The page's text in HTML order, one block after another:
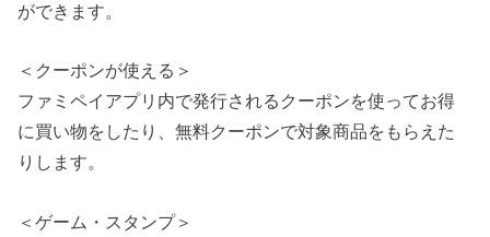
ができます。
＜クーポンが使える＞
ファミペイアプリ内で発行されるクーポンを使ってお得
に買い物をしたり、無料クーポンで対象商品をもらえた
りします。
＜ゲーム・スタンプ＞